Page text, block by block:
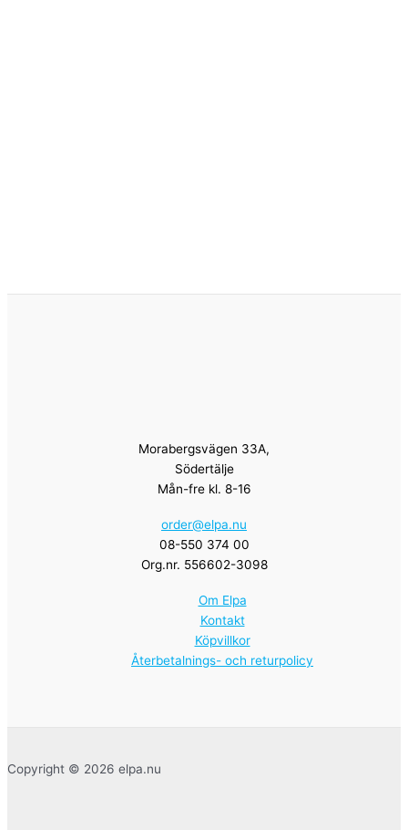
Morabergsvägen 33A,
Södertälje
Mån-fre kl. 8-16
order@elpa.nu
08-550 374 00
Org.nr. 556602-3098
Om Elpa
Kontakt
Köpvillkor
Återbetalnings- och returpolicy
Copyright © 2026 elpa.nu